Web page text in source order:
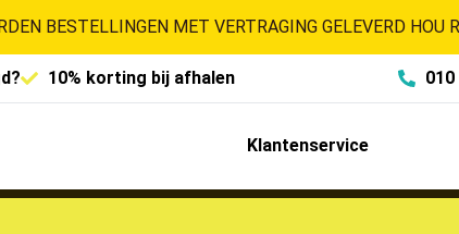
BESTELLINGEN MET VERTRAGING GELEVERD
10% korting bij afhalen 010
Klantenservice